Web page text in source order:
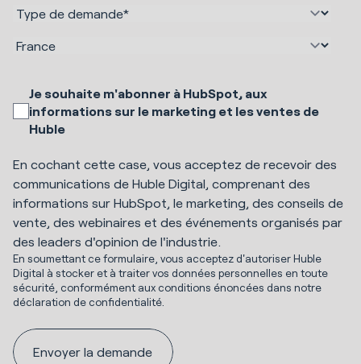
Je souhaite m'abonner à HubSpot, aux
informations sur le marketing et les ventes de
Huble
En cochant cette case, vous acceptez de recevoir des
communications de Huble Digital, comprenant des
informations sur HubSpot, le marketing, des conseils de
vente, des webinaires et des événements organisés par
des leaders d'opinion de l'industrie.
En soumettant ce formulaire, vous acceptez d'autoriser Huble
Digital à stocker et à traiter vos données personnelles en toute
sécurité, conformément aux conditions énoncées dans notre
déclaration de confidentialité.